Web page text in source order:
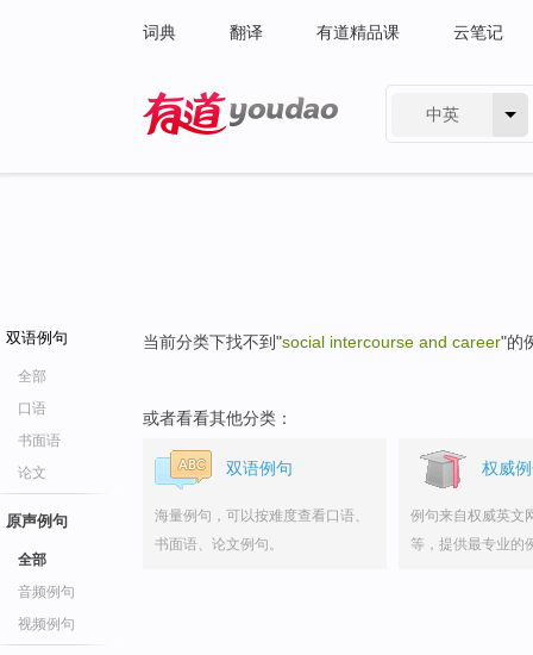
词典 翻译 有道精品课 云笔记
中英
双语例句
全部
口语
书面语
论文
原声例句
全部
音频例句
视频例句
当前分类下找不到"social intercourse and career"的
或者看看其他分类：
双语例句
海量例句，可以按难度查看口语、
书面语、论文例句。
权威
例句来自权威英文
等，提供最专业的